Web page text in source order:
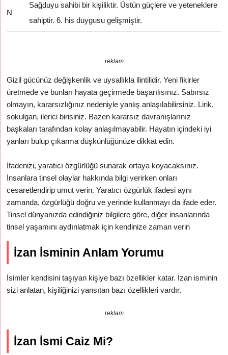
N
Sağduyu sahibi bir kişiliktir. Üstün güçlere ve yeteneklere
sahiptir. 6. his duygusu gelişmiştir.
reklam
Gizil gücünüz değişkenlik ve uysallıkla ilintilidir. Yeni fikirler
üretmede ve bunları hayata geçirmede başarılısınız. Sabırsız
olmayın, kararsızlığınız nedeniyle yanlış anlaşılabilirsiniz. Lirik,
sokulgan, ilerici birisiniz. Bazen kararsız davranışlarınız
başkaları tarafından kolay anlaşılmayabilir. Hayatın içindeki iyi
yanları bulup çıkarma düşkünlüğünüze dikkat edin.
İfadenizi, yaratıcı özgürlüğü sunarak ortaya koyacaksınız.
İnsanlara tinsel olaylar hakkında bilgi verirken onları
cesaretlendirip umut verin. Yaratıcı özgürlük ifadesi aynı
zamanda, özgürlüğü doğru ve yerinde kullanmayı da ifade eder.
Tinsel dünyanızda edindiğiniz bilgilere göre, diğer insanlarında
tinsel yaşamını aydınlatmak için kendinize zaman verin
İzan İsminin Anlam Yorumu
İsimler kendisini taşıyan kişiye bazı özellikler katar. İzan isminin
sizi anlatan, kişiliğinizi yansıtan bazı özellikleri vardır.
reklam
İzan İsmi Caiz Mi?